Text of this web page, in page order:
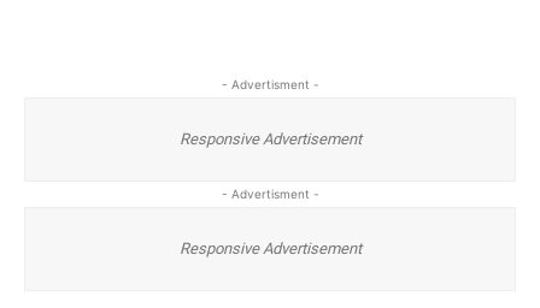
- Advertisment -
Responsive Advertisement
- Advertisment -
Responsive Advertisement